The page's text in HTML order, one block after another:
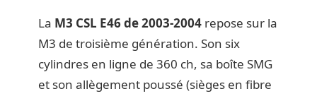
La M3 CSL E46 de 2003-2004 repose sur la
M3 de troisième génération. Son six
cylindres en ligne de 360 ch, sa boîte SMG
et son allègement poussé (sièges en fibre